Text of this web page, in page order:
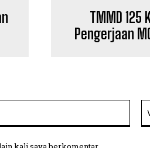
TMMD 125
Pengerjaan